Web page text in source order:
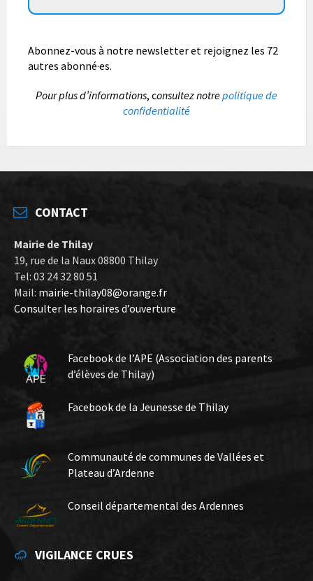
Abonnez-vous à notre newsletter et rejoignez les 72
autres abonné·es.
Pour plus d’informations, consultez notrepolitique de
confidentialité
CONTACT
Mairie de Thilay
19, rue de la Naux 08800 Thilay
Tel: 03 24 32 80 51
Mail: mairie-thilay08@orange.fr
Consulter les horaires d’ouverture
Facebook de l’APE (Association des parents
d’élèves de Thilay)
Facebook de la Jeunesse de Thilay
Communauté de communes de Vallées et
Plateau d’Ardenne
Conseil départemental des Ardennes
VIGILANCE CRUES